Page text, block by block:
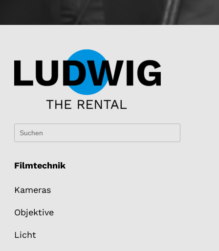
Filmtechnik
Kameras
Objektive
Licht